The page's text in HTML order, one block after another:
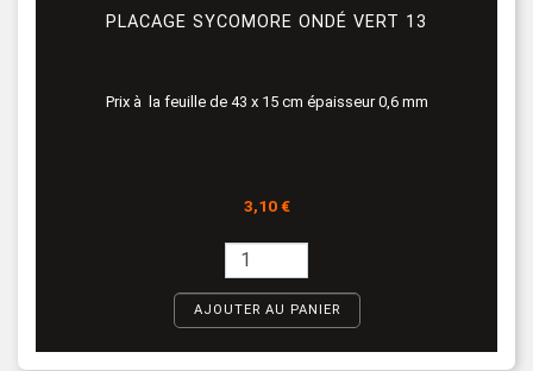
PLACAGE SYCOMORE ONDÉ VERT 13
Prix à la feuille de 43 x 15 cm épaisseur 0,6 mm
Prix
3,10 €
AJOUTER AU PANIER